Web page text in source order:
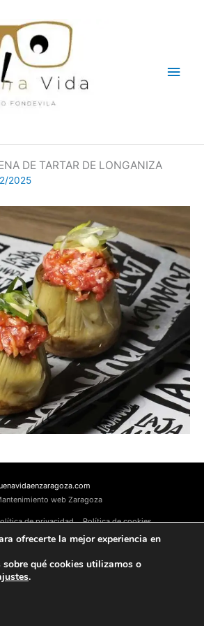
DE TARTAR DE LONGANIZA
2025
web Zaragoza
de privacidad
Política de cookies
Contacta conmigo
ofrecerte la mejor experiencia en
sobre qué cookies utilizamos o
.